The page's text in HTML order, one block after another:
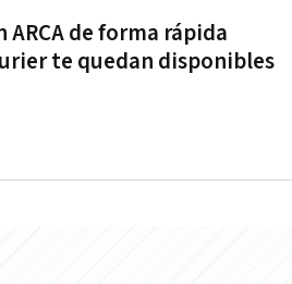
de forma rápida
te quedan disponibles